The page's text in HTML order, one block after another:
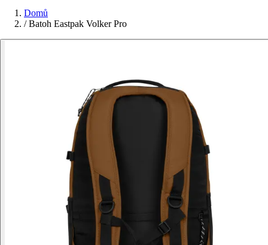
Domů
/ Batoh Eastpak Volker Pro